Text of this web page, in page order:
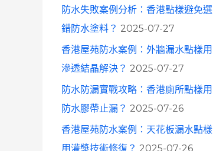
防水失敗案例分析：香港點樣避免選
錯防水塗料？ 2025-07-27
香港屋苑防水案例：外牆漏水點樣用
滲透結晶解決？ 2025-07-27
防水防漏實戰攻略：香港廁所點樣用
防水膠帶止漏？ 2025-07-26
香港屋苑防水案例：天花板漏水點樣
用灌漿技術修復？ 2025-07-26